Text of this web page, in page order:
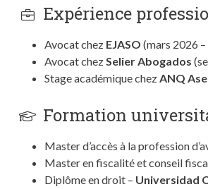
Expérience
Avocat chez EJASO (mars 2026
Avocat chezSelier Abogados
Stage académique chezANQ
Formation
Master d’accès à la profession
Master en fiscalité et conseil
Diplôme en droit – Universidad